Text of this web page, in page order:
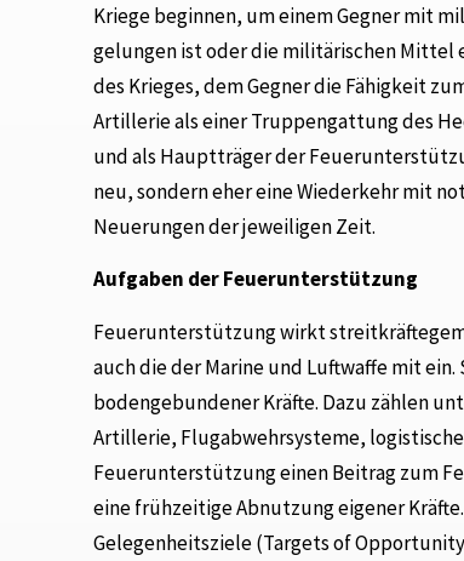
Kriege beginnen, um einem Gegner mit
gelungen ist oder die militärischen Mittel
des Krieges, dem Gegner die Fähigkeit
Artillerie als einer Truppengattung des
und als Hauptträger der
neu, sondern eher eine Wiederkehr mit
Neuerungen der jeweiligen Zeit.
Aufgaben der Feuerunterstützung
Feuerunterstützung wirkt
auch die der Marine und Luftwaffe mit
bodengebundener Kräfte. Dazu zählen
Artillerie, Flugabwehrsysteme,
Feuerunterstützung einen Beitrag zum
eine frühzeitige Abnutzung eigener
Gelegenheitsziele (Targets of